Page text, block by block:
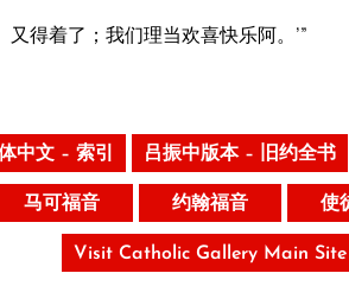
得着了；我们理当欢喜快乐阿。’”
中文 – 索引 吕振中版本 – 旧约全书
马可福音 约翰福音 使
Visit Catholic Gallery Main Site